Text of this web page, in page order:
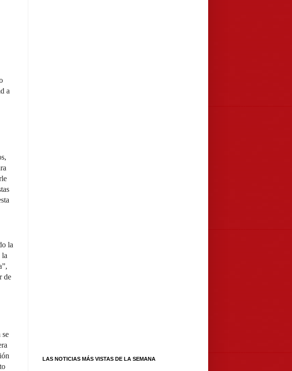
a
la
la
de
se
LAS NOTICIAS MÁS VISTAS DE LA SEMANA